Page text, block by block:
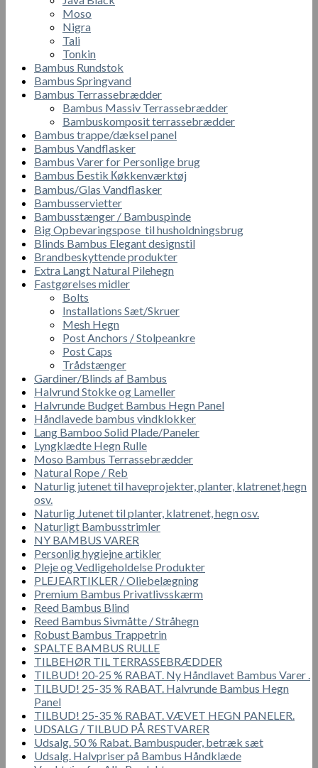
Moso
Nigra
Tali
Tonkin
Bambus Rundstok
Bambus Springvand
Bambus Terrassebrædder
Bambus Massiv Terrassebrædder
Bambuskomposit terrassebrædder
Bambus trappe/dæksel panel
Bambus Vandflasker
Bambus Varer for Personlige brug
Bambus Бestik Кøkkenværktøj
Bambus/Glas Vandflasker
Bambusservietter
Bambusstænger / Bambuspinde
Big Opbevaringspose til husholdningsbrug
Blinds Bambus Elegant designstil
Brandbeskyttende produkter
Extra Langt Natural Pilehegn
Fastgørelses midler
Bolts
Installations Sæt/Skruer
Mesh Hegn
Post Anchors / Stolpeankre
Post Caps
Trådstænger
Gardiner/Blinds af Bambus
Halvrund Stokke og Lameller
Halvrunde Budget Bambus Hegn Panel
Håndlavede bambus vindklokker
Lang Bamboo Solid Plade/Paneler
Lyngklædte Hegn Rulle
Moso Bambus Terrassebrædder
Natural Rope / Reb
Naturlig jutenet til haveprojekter, planter, klatrenet,hegn
osv.
Naturlig Jutenet til planter, klatrenet, hegn osv.
Naturligt Bambusstrimler
NY BAMBUS VARER
Personlig hygiejne artikler
Pleje og Vedligeholdelse Produkter
PLEJEARTIKLER / Oliebelægning
Premium Bambus Privatlivsskærm
Reed Bambus Blind
Reed Bambus Sivmåtte / Stråhegn
Robust Bambus Trappetrin
SPALTE BAMBUS RULLE
TILBEHØR TIL TERRASSEBRÆDDER
TILBUD! 20-25 % RABAT. Ny Håndlavet Bambus Varer .
TILBUD! 25-35 % RABAT. Halvrunde Bambus Hegn
Panel
TILBUD! 25-35 % RABAT. VÆVET HEGN PANELER.
UDSALG / TILBUD PÅ RESTVARER
Udsalg. 50 % Rabat. Bambuspuder, betræk sæt
Udsalg. Halvpriser på Bambus Håndklæde